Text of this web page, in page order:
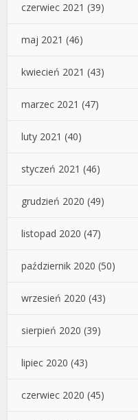
czerwiec 2021 (39)
maj 2021 (46)
kwiecień 2021 (43)
marzec 2021 (47)
luty 2021 (40)
styczeń 2021 (46)
grudzień 2020 (49)
listopad 2020 (47)
październik 2020 (50)
wrzesień 2020 (43)
sierpień 2020 (39)
lipiec 2020 (43)
czerwiec 2020 (45)